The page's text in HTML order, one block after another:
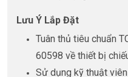
Lưu Ý Lắp Đặt
Tuân thủ tiêu chuẩn
60598 về thiết bị
Sử dụng kỹ thuật